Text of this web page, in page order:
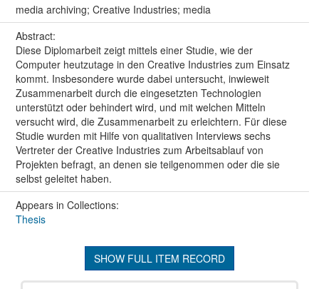
media archiving; Creative Industries; media
Abstract:
Diese Diplomarbeit zeigt mittels einer Studie, wie der
Computer heutzutage in den Creative Industries zum Einsatz
kommt. Insbesondere wurde dabei untersucht, inwieweit
Zusammenarbeit durch die eingesetzten Technologien
unterstützt oder behindert wird, und mit welchen Mitteln
versucht wird, die Zusammenarbeit zu erleichtern. Für diese
Studie wurden mit Hilfe von qualitativen Interviews sechs
Vertreter der Creative Industries zum Arbeitsablauf von
Projekten befragt, an denen sie teilgenommen oder die sie
selbst geleitet haben.
Appears in Collections:
Thesis
SHOW FULL ITEM RECORD